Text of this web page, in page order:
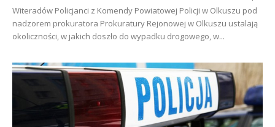
Witeradów Policjanci z Komendy Powiatowej Policji w Olkuszu pod
nadzorem prokuratora Prokuratury Rejonowej w Olkuszu ustalają
okoliczności, w jakich doszło do wypadku drogowego, w...